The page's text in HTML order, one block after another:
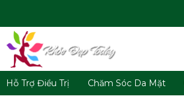
Hỗ Trợ Điều Trị Chăm Sóc Da Mặt